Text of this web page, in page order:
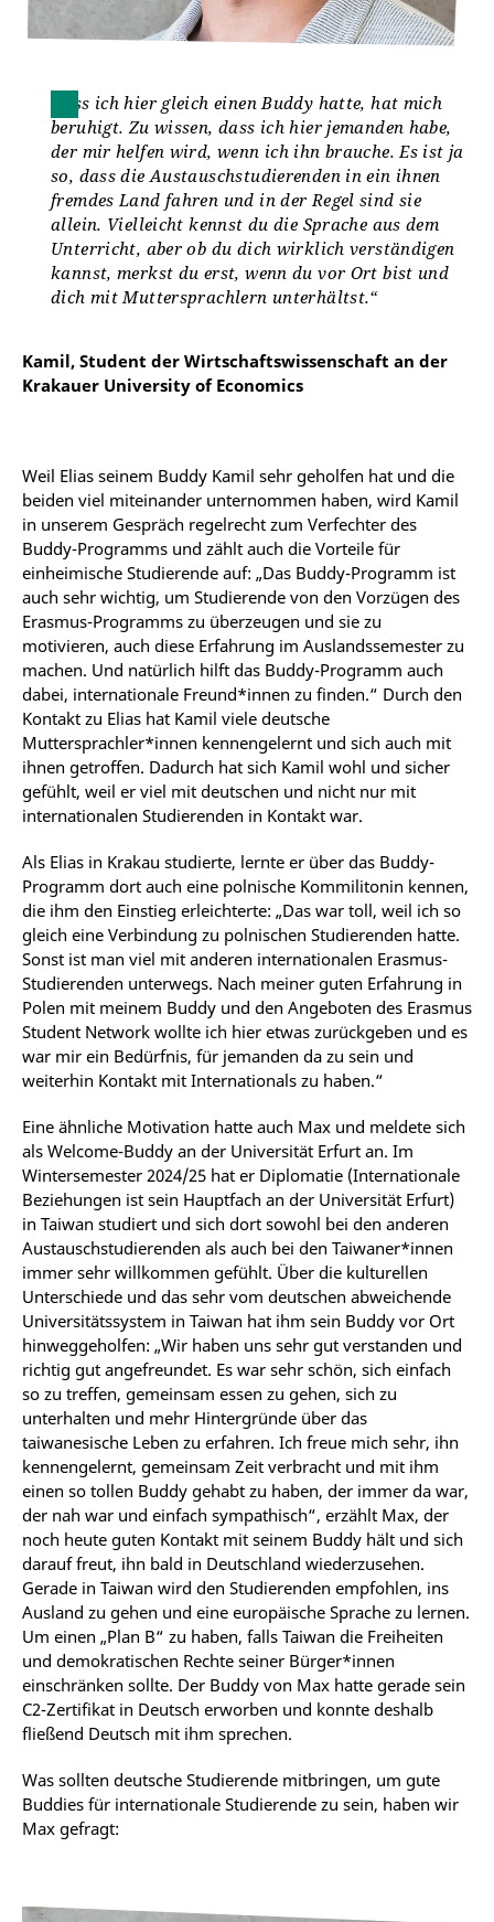
Dass ich hier gleich einen Buddy hatte, hat mich
beruhigt. Zu wissen, dass ich hier jemanden habe,
der mir helfen wird, wenn ich ihn brauche. Es ist ja
so, dass die Austauschstudierenden in ein ihnen
fremdes Land fahren und in der Regel sind sie
allein. Vielleicht kennst du die Sprache aus dem
Unterricht, aber ob du dich wirklich verständigen
kannst, merkst du erst, wenn du vor Ort bist und
dich mit Muttersprachlern unterhältst.“
Kamil, Student der Wirtschaftswissenschaft an der
Krakauer University of Economics
Weil Elias seinem Buddy Kamil sehr geholfen hat und die
beiden viel miteinander unternommen haben, wird Kamil
in unserem Gespräch regelrecht zum Verfechter des
Buddy-Programms und zählt auch die Vorteile für
einheimische Studierende auf: „Das Buddy-Programm ist
auch sehr wichtig, um Studierende von den Vorzügen des
Erasmus-Programms zu überzeugen und sie zu
motivieren, auch diese Erfahrung im Auslandssemester zu
machen. Und natürlich hilft das Buddy-Programm auch
dabei, internationale Freund*innen zu finden.“ Durch den
Kontakt zu Elias hat Kamil viele deutsche
Muttersprachler*innen kennengelernt und sich auch mit
ihnen getroffen. Dadurch hat sich Kamil wohl und sicher
gefühlt, weil er viel mit deutschen und nicht nur mit
internationalen Studierenden in Kontakt war.
Als Elias in Krakau studierte, lernte er über das Buddy-
Programm dort auch eine polnische Kommilitonin kennen,
die ihm den Einstieg erleichterte: „Das war toll, weil ich so
gleich eine Verbindung zu polnischen Studierenden hatte.
Sonst ist man viel mit anderen internationalen Erasmus-
Studierenden unterwegs. Nach meiner guten Erfahrung in
Polen mit meinem Buddy und den Angeboten des Erasmus
Student Network wollte ich hier etwas zurückgeben und es
war mir ein Bedürfnis, für jemanden da zu sein und
weiterhin Kontakt mit Internationals zu haben.“
Eine ähnliche Motivation hatte auch Max und meldete sich
als Welcome-Buddy an der Universität Erfurt an. Im
Wintersemester 2024/25 hat er Diplomatie (Internationale
Beziehungen ist sein Hauptfach an der Universität Erfurt)
in Taiwan studiert und sich dort sowohl bei den anderen
Austauschstudierenden als auch bei den Taiwaner*innen
immer sehr willkommen gefühlt. Über die kulturellen
Unterschiede und das sehr vom deutschen abweichende
Universitätssystem in Taiwan hat ihm sein Buddy vor Ort
hinweggeholfen: „Wir haben uns sehr gut verstanden und
richtig gut angefreundet. Es war sehr schön, sich einfach
so zu treffen, gemeinsam essen zu gehen, sich zu
unterhalten und mehr Hintergründe über das
taiwanesische Leben zu erfahren. Ich freue mich sehr, ihn
kennengelernt, gemeinsam Zeit verbracht und mit ihm
einen so tollen Buddy gehabt zu haben, der immer da war,
der nah war und einfach sympathisch“, erzählt Max, der
noch heute guten Kontakt mit seinem Buddy hält und sich
darauf freut, ihn bald in Deutschland wiederzusehen.
Gerade in Taiwan wird den Studierenden empfohlen, ins
Ausland zu gehen und eine europäische Sprache zu lernen.
Um einen „Plan B“ zu haben, falls Taiwan die Freiheiten
und demokratischen Rechte seiner Bürger*innen
einschränken sollte. Der Buddy von Max hatte gerade sein
C2-Zertifikat in Deutsch erworben und konnte deshalb
fließend Deutsch mit ihm sprechen.
Was sollten deutsche Studierende mitbringen, um gute
Buddies für internationale Studierende zu sein, haben wir
Max gefragt: